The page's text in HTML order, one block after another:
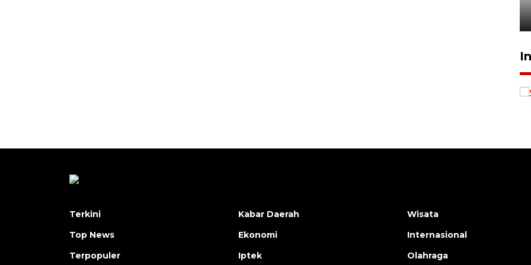
Terkini
Top News
Terpopuler
Kabar Daerah
Ekonomi
Iptek
Wisata
Internasional
Olahraga